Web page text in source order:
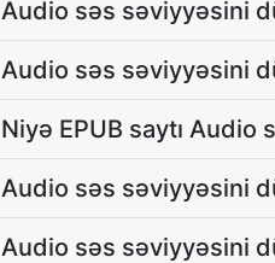
Audio səs səviyyəsini
Audio səs səviyyəsini
Niyə EPUB saytı
Audio səs səviyyəsini
Audio səs səviyyəsini